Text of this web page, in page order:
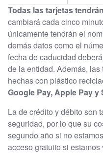
Todas las tarjetas
cambiará cada cinco
únicamente tendrán el
demás datos como el
fecha de caducidad
de la entidad. Además,
hechas con plástico
Google Pay, Apple Pay y
La de crédito y débito son
seguridad, por lo que su
segundo año si no
acceso gratuito si